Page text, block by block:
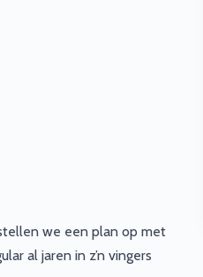
we een plan op met
al jaren in z’n vingers